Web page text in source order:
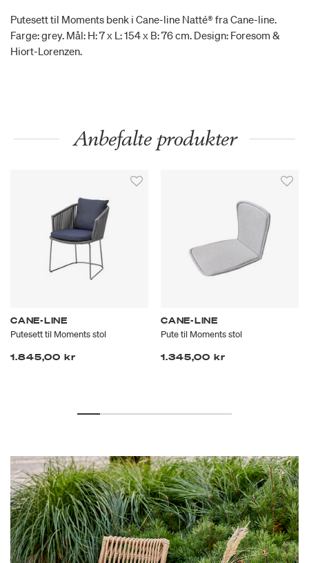
Putesett til Moments benk i Cane-line Natté® fra Cane-line.
Farge: grey. Mål: H: 7 x L: 154 x B: 76 cm. Design: Foresom &
Hiort-Lorenzen.
Anbefalte produkter
CANE-LINE
Putesett til Moments stol
1.845,00 kr
CANE-LINE
Pute til Moments stol
1.345,00 kr